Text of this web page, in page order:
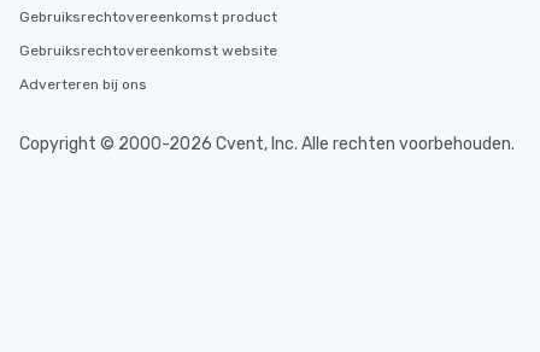
Gebruiksrechtovereenkomst product
Gebruiksrechtovereenkomst website
Adverteren bij ons
Copyright © 2000-2026 Cvent, Inc. Alle rechten voorbehouden.